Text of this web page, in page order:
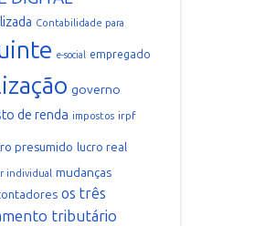
Contabilidade para
e-social empregado
governo
de renda impostos irpf
presumido lucro real
individual mudanças
os três
tributário